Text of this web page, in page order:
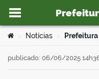
Ir para o conteúdo
Você está aqui:
Notícias
publicado: 06/06/2025